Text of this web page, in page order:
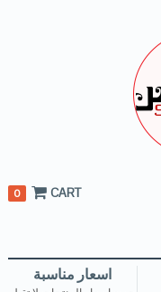
CART
0
اسعار مناسبة